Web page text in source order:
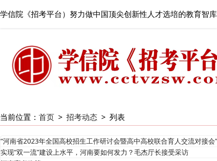
学信院《招考平台）努力做中国顶尖创新性人才选培的教育智库
当前位置： 首页 > 招考动态 > 列表
“河南省2023年全国高校招生工作研讨会暨高中高校联合育人交流对接
实现“双一流”建设上水平，河南要如何发力？毛杰厅长接受采访